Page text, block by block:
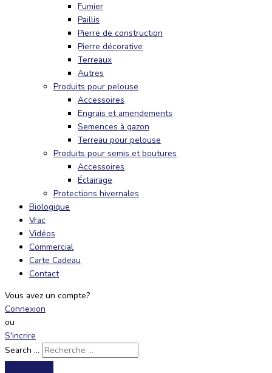
Fumier
Paillis
Pierre de construction
Pierre décorative
Terreaux
Autres
Produits pour pelouse
Accessoires
Engrais et amendements
Semences à gazon
Terreau pour pelouse
Produits pour semis et boutures
Accessoires
Éclairage
Protections hivernales
Biologique
Vrac
Vidéos
Commercial
Carte Cadeau
Contact
Vous avez un compte?
Connexion
ou
S'incrire
Search ...